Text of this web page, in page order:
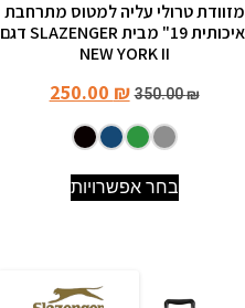
מזוודת טרולי עליה למטוס מתרחבת
ואיכותית 19" מבית SLAZENGER דגם
NEW YORK II
350.00₪
250.00 ₪
בחר אפשרויות